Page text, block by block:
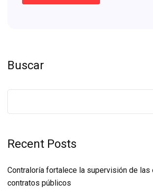
Buscar
Recent Posts
Contraloría fortalece la supervisión de
contratos públicos